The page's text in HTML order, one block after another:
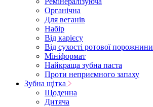
Органічна
Для веганів
Набір
Від карієсу
Від сухості ротової порожнини
Мініформат
Найкраща зубна паста
Проти неприємного запаху
Зубна щітка
Щоденна
Дитяча